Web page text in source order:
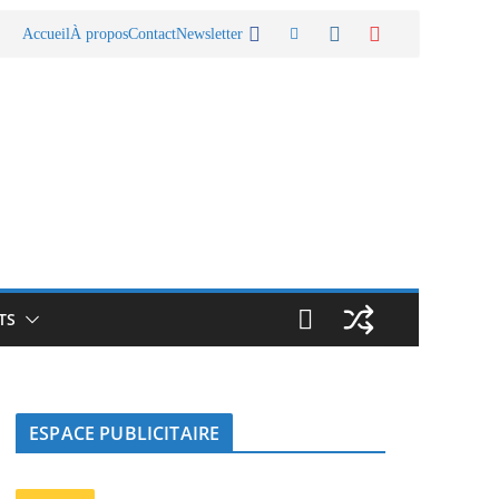
AccueilÀ proposContactNewsletter
ESPACE PUBLICITAIRE